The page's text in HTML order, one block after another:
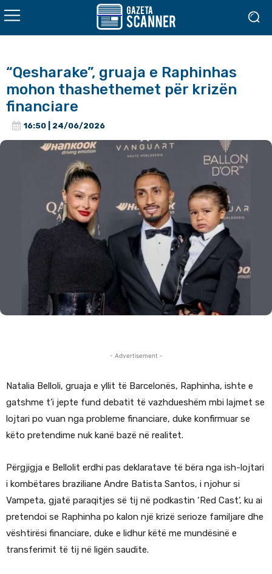
“Qesharake”, gruaja e Raphinhas
mohon thashethemet për krizën
financiare
16:50 | 24/06/2026
- Advertisement -
Natalia Belloli, gruaja e yllit të Barcelonës, Raphinha, ishte e
gatshme t’i jepte fund debatit të vazhdueshëm mbi lajmet se
lojtari po vuan nga probleme financiare, duke konfirmuar se
këto pretendime nuk kanë bazë në realitet.
Përgjigja e Bellolit erdhi pas deklaratave të bëra nga ish-lojtari
i kombëtares braziliane Andre Batista Santos, i njohur si
Vampeta, gjatë paraqitjes së tij në podkastin ‘Red Cast’, ku ai
pretendoi se Raphinha po kalon një krizë serioze familjare dhe
vështirësi financiare, duke e lidhur këtë me mundësinë e
transferimit të tij në ligën saudite.